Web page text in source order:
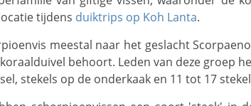
tijdens duiktrips op Koh Lanta.
behoort. Leden van deze groep
stekels op de onderkaak en 11 tot 17